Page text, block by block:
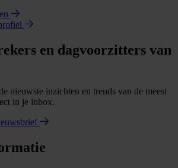
en dagvoorzitters van
nieuwste inzichten en trends van de meest
in je inbox.